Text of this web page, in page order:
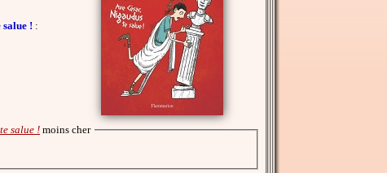
! :
salue !moins cher